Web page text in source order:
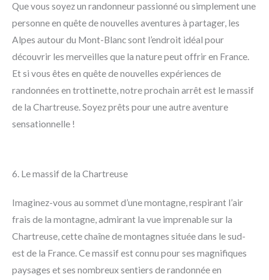
Que vous soyez un randonneur passionné ou simplement une
personne en quête de nouvelles aventures à partager, les
Alpes autour du Mont-Blanc sont l’endroit idéal pour
découvrir les merveilles que la nature peut offrir en France.
Et si vous êtes en quête de nouvelles expériences de
randonnées en trottinette, notre prochain arrêt est le massif
de la Chartreuse. Soyez prêts pour une autre aventure
sensationnelle !
6. Le massif de la Chartreuse
Imaginez-vous au sommet d’une montagne, respirant l’air
frais de la montagne, admirant la vue imprenable sur la
Chartreuse, cette chaîne de montagnes située dans le sud-
est de la France. Ce massif est connu pour ses magnifiques
paysages et ses nombreux sentiers de randonnée en